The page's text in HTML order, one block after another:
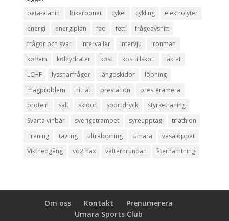
beta-alanin bikarbonat cykel cykling
elektrolyter
energi
energiplan faq fett
frågeavsnitt
frågor och svar
intervaller intervju
ironman
koffein
kolhydrater kost kosttillskott
laktat
LCHF
lyssnarfrågor längdskidor
löpning
magproblem
nitrat prestation
presteramera
protein
salt skidor sportdryck
styrketräning
Svarta vinbär
sverigetrampet syreupptag
triathlon
Träning
tävling ultralöpning Umara
vasaloppet
Viktnedgång
vo2max vätternrundan återhämtning
Om oss Kontakt
Prenumerera
Umara Sports Club